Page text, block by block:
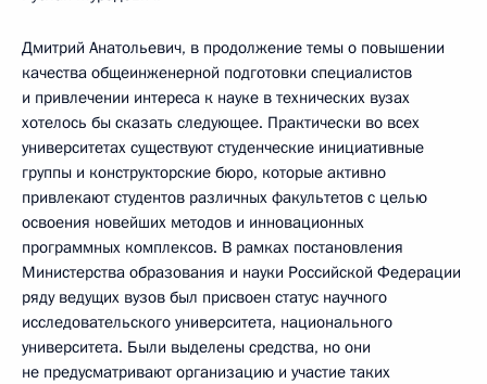
Дмитрий Анатольевич, в продолжение темы о повышении
качества общеинженерной подготовки специалистов
и привлечении интереса к науке в технических вузах
хотелось бы сказать следующее. Практически во всех
университетах существуют студенческие инициативные
группы и конструкторские бюро, которые активно
привлекают студентов различных факультетов с целью
освоения новейших методов и инновационных
программных комплексов. В рамках постановления
Министерства образования и науки Российской Федерации
ряду ведущих вузов был присвоен статус научного
исследовательского университета, национального
университета. Были выделены средства, но они
не предусматривают организацию и участие таких